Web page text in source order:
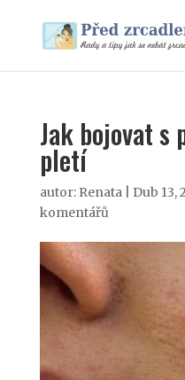
Jak bojovat s
pletí
autor: Renata| Dub 13,
komentářů